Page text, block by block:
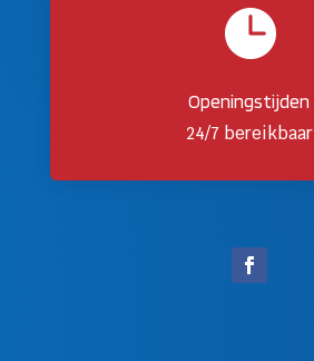

Openingstijden
24/7 bereikbaar